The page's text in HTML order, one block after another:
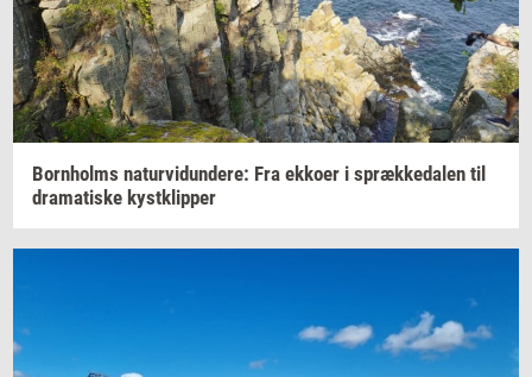
Born­holms na­tur­vi­dun­de­re: Fra ek­ko­er i spræk­ke­da­len til
dra­ma­ti­ske kyst­klip­per